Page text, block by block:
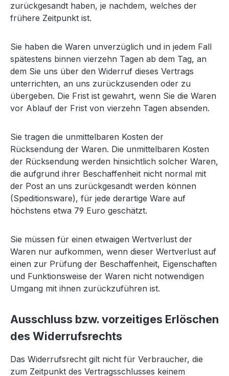
zurückgesandt haben, je nachdem, welches der
frühere Zeitpunkt ist.
Sie haben die Waren unverzüglich und in jedem Fall
spätestens binnen vierzehn Tagen ab dem Tag, an
dem Sie uns über den Widerruf dieses Vertrags
unterrichten, an uns zurückzusenden oder zu
übergeben. Die Frist ist gewahrt, wenn Sie die Waren
vor Ablauf der Frist von vierzehn Tagen absenden.
Sie tragen die unmittelbaren Kosten der
Rücksendung der Waren. Die unmittelbaren Kosten
der Rücksendung werden hinsichtlich solcher Waren,
die aufgrund ihrer Beschaffenheit nicht normal mit
der Post an uns zurückgesandt werden können
(Speditionsware), für jede derartige Ware auf
höchstens etwa 79 Euro geschätzt.
Sie müssen für einen etwaigen Wertverlust der
Waren nur aufkommen, wenn dieser Wertverlust auf
einen zur Prüfung der Beschaffenheit, Eigenschaften
und Funktionsweise der Waren nicht notwendigen
Umgang mit ihnen zurückzuführen ist.
Ausschluss bzw. vorzeitiges Erlöschen
des Widerrufsrechts
Das Widerrufsrecht gilt nicht für Verbraucher, die
zum Zeitpunkt des Vertragsschlusses keinem